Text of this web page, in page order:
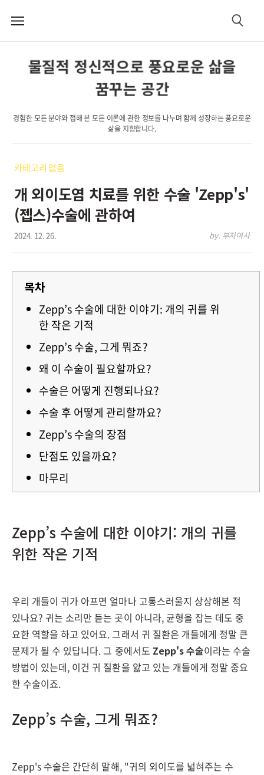
메
검
물질적 정신적으로 풍요로운 삶을
꿈꾸는 공간
경험한 모든 분야와 접해 본 모든 이론에 관한 정보를 나누며 함께 성장하는 풍요로운
삶을 지향합니다.
카테고리 없음
개 외이도염 치료를 위한 수술 'Zepp's'
(젭스)수술에 관하여
2024. 12. 26. by. 부자여사
목차
Zepp’s 수술에 대한 이야기: 개의 귀를 위
한 작은 기적
Zepp’s 수술, 그게 뭐죠?
왜 이 수술이 필요할까요?
수술은 어떻게 진행되나요?
수술 후 어떻게 관리할까요?
Zepp’s 수술의 장점
단점도 있을까요?
마무리
Zepp’s 수술에 대한 이야기: 개의 귀를
위한 작은 기적
우리 개들이 귀가 아프면 얼마나 고통스러울지 상상해본 적
있나요? 귀는 소리만 듣는 곳이 아니라, 균형을 잡는 데도 중
요한 역할을 하고 있어요. 그래서 귀 질환은 개들에게 정말 큰
문제가 될 수 있답니다. 그 중에서도 Zepp's 수술이라는 수술
방법이 있는데, 이건 귀 질환을 앓고 있는 개들에게 정말 중요
한 수술이죠.
Zepp’s 수술, 그게 뭐죠?
Zepp's 수술은 간단히 말해, "귀의 외이도를 넓혀주는 수